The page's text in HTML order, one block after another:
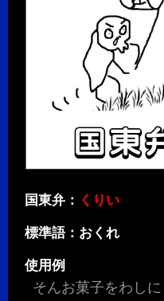
国東弁： くりい
標準語：おくれ
使用例
そんお菓子をわしに